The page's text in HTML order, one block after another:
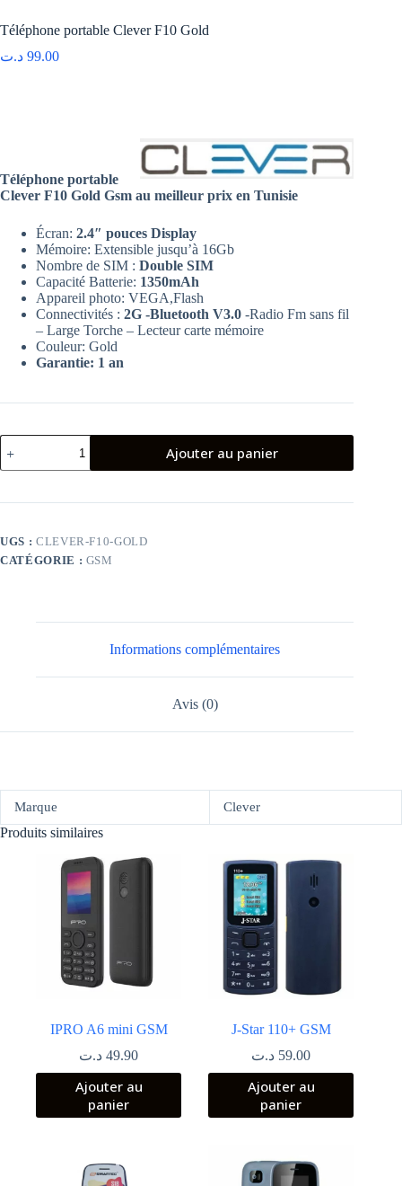
Téléphone portable Clever F10 Gold
99.00 د.ت
Téléphone portable
Clever F10 Gold Gsm au meilleur prix en Tunisie
Écran: 2.4″ pouces Display
Mémoire: Extensible jusqu’à 16Gb
Nombre de SIM : Double SIM
Capacité Batterie: 1350mAh
Appareil photo: VEGA,Flash
Connectivités : 2G -Bluetooth V3.0 -Radio Fm sans fil
– Large Torche – Lecteur carte mémoire
Couleur: Gold
Garantie: 1 an
quantité
de
Téléphone
Clever
Ajouter au panier
UGS : CLEVER-F10-GOLD
CATÉGORIE : GSM
Informations complémentaires
Avis (0)
Marque Clever
Produits similaires
IPRO A6 mini GSM
49.90 د.ت
Ajouter au
panier
J-Star 110+ GSM
59.00 د.ت
Ajouter au
panier